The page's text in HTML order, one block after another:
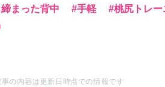
まった背中
手軽 桃尻トレー
の内容は更新日時点での情報です